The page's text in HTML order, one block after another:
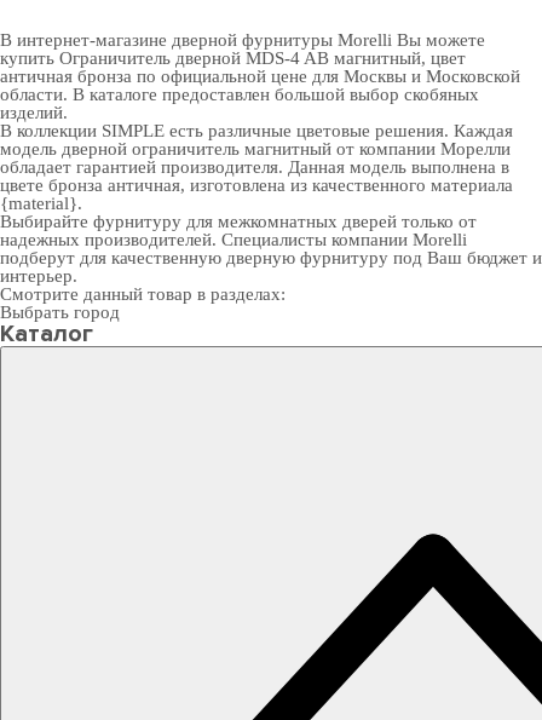
В интернет-магазине дверной фурнитуры Morelli Вы можете
купить Ограничитель дверной MDS-4 AB магнитный, цвет
античная бронза по официальной цене для Москвы и Московской
области. В каталоге предоставлен большой выбор скобяных
изделий.
В коллекции SIMPLE есть различные цветовые решения. Каждая
модель дверной ограничитель магнитный от компании Морелли
обладает гарантией производителя. Данная модель выполнена в
цвете бронза античная, изготовлена из качественного материала
{material}.
Выбирайте фурнитуру для межкомнатных дверей только от
надежных производителей. Специалисты компании Morelli
подберут для качественную дверную фурнитуру под Ваш бюджет и
интерьер.
Смотрите данный товар в разделах:
Выбрать город
Каталог